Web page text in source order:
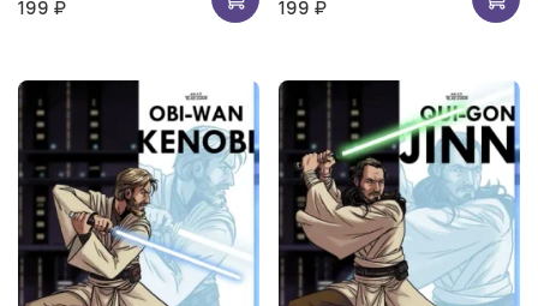
199 ₽ 199 ₽